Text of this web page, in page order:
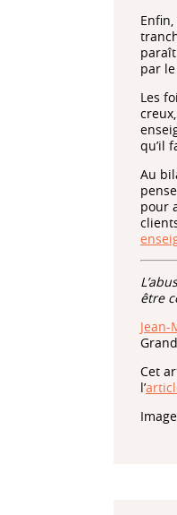
par
Les
qu’il
Au
pour
être
Cet
l’